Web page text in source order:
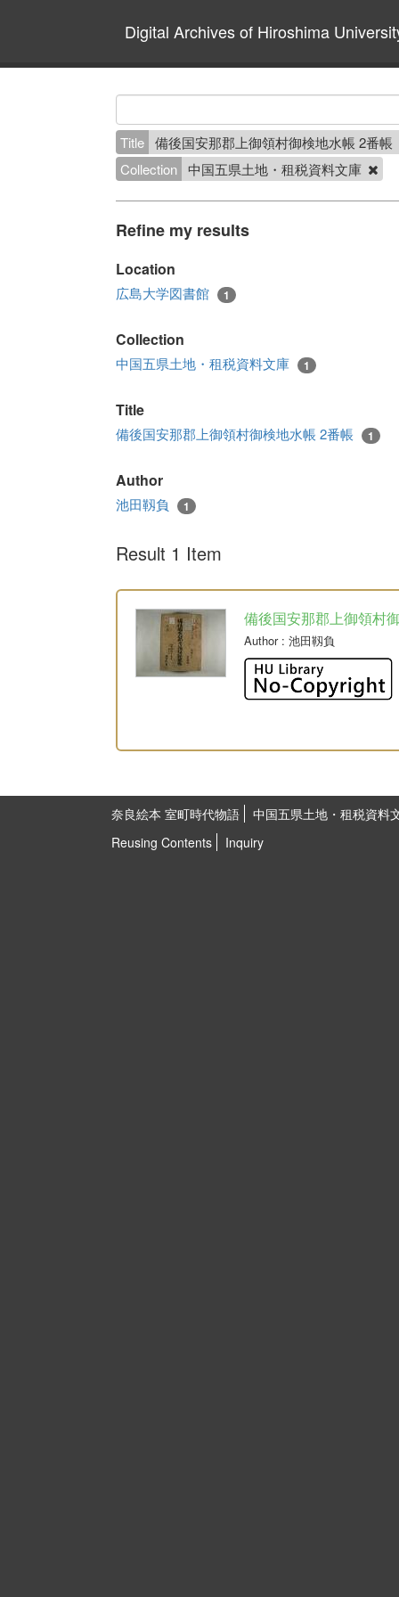
Digital Archives of Hiroshima
Title 備後国安那郡上御領村御検地水帳 2番帳
Collection 中国五県土地・租税資料文庫
Refine my results
Location
広島大学図書館 1
Collection
中国五県土地・租税資料文庫 1
Title
備後国安那郡上御領村御検地水帳 2番帳 1
Author
池田靱負 1
Result 1 Item
備後国安那郡上御領村
Author: 池田靱負
奈良絵本 室町時代物語
中国五県土地・租税資料
Reusing Contents
Inquiry